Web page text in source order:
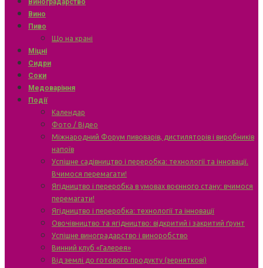
Виноградарство
Вино
Пиво
Що на крані
Міцні
Сидри
Соки
Медоваріння
Події
Календар
Фото / Відео
Міжнародний Форум пивоварів, дистиляторів і виробників
напоїв
Успішне садівництво і переробка: технології та інновації.
Вчимося перемагати!
Ягідництво і переробка в умовах воєнного стану: вчимося
перемагати!
Ягідництво і переробка: технології та інновації
Овочівництво та ягідництво: відкритий і закритий ґрунт
Успішне виноградарство і виноробство
Винний клуб «Галерея»
Від землі до готового продукту (зерняткові)